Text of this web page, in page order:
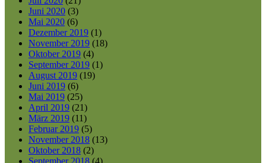
Juni 2020 (3)
Mai 2020 (6)
Dezember 2019 (1)
November 2019 (18)
Oktober 2019 (4)
September 2019 (1)
August 2019 (19)
Juni 2019 (6)
Mai 2019 (25)
April 2019 (21)
März 2019 (11)
Februar 2019 (5)
November 2018 (13)
Oktober 2018 (2)